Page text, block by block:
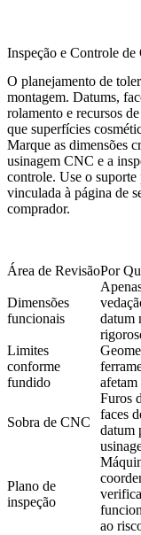
Inspeção e Controle de
O planejamento de
montagem. Datums,
rolamento e recursos
que superfícies
Marque as dimensões
usinagem CNC e a
controle. Use o suporte
vinculada à página de
comprador.
Área de RevisãoPor
Dimensões
funcionais
datum
Limites
conforme
fundido
Sobra de CNC
Furos
faces
datum
Plano de
inspeção
ao